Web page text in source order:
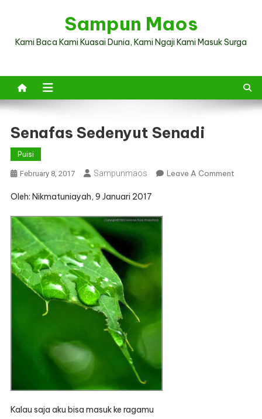
Sampun Maos
Kami Baca Kami Kuasai Dunia, Kami Ngaji Kami Masuk Surga
Senafas Sedenyut Senadi
Puisi
February 8, 2017 Sampunmaos Leave A CommentOn
Oleh: Nikmatuniayah, 9 Januari 2017
Kalau saja aku bisa masuk ke ragamu